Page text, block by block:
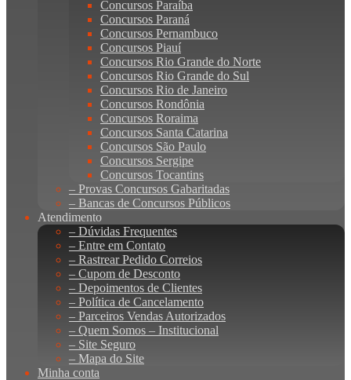
Concursos Paraíba
Concursos Paraná
Concursos Pernambuco
Concursos Piauí
Concursos Rio Grande do Norte
Concursos Rio Grande do Sul
Concursos Rio de Janeiro
Concursos Rondônia
Concursos Roraima
Concursos Santa Catarina
Concursos São Paulo
Concursos Sergipe
Concursos Tocantins
– Provas Concursos Gabaritadas
– Bancas de Concursos Públicos
Atendimento
– Dúvidas Frequentes
– Entre em Contato
– Rastrear Pedido Correios
– Cupom de Desconto
– Depoimentos de Clientes
– Política de Cancelamento
– Parceiros Vendas Autorizados
– Quem Somos – Institucional
– Site Seguro
– Mapa do Site
Minha conta